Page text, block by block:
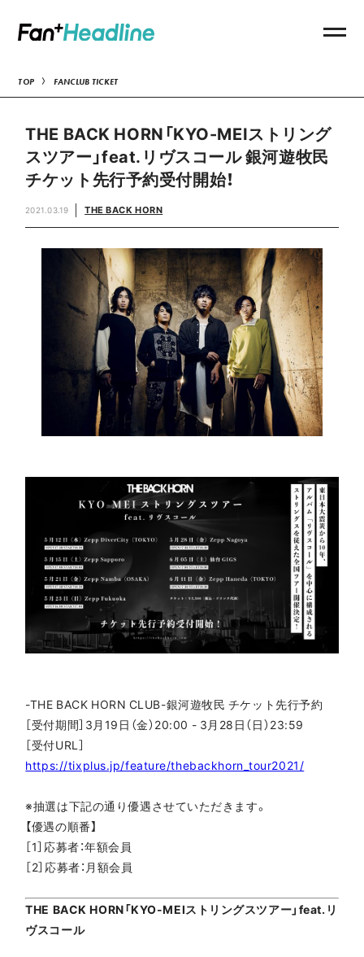
TOP FANCLUB TICKET
THE BACK HORN「KYO-MEIストリング
スツアー」feat.リヴスコール 銀河遊牧民
チケット先行予約受付開始！
2021.03.19 THE BACK HORN
-THE BACK HORN CLUB-銀河遊牧民 チケット先行予約
［受付期間］3月19日（金）20:00 - 3月28日（日）23:59
［受付URL］
https://tixplus.jp/feature/thebackhorn_tour2021/
※抽選は下記の通り優遇させていただきます。
【優遇の順番】
［1］応募者：年額会員
［2］応募者：月額会員
THE BACK HORN「KYO-MEIストリングスツアー」feat.リ
ヴスコール